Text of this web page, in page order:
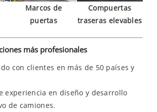
Marcos de
puertas
Compuertas
traseras elevables
más profesionales
con clientes en más de 50 países y
experiencia en diseño y desarrollo
de camiones.